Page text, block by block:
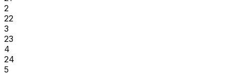
2
22
3
23
4
24
5